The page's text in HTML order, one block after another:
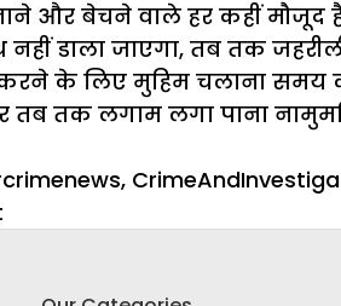
और बेचने वाले हर कहीं मौजूद
डाला जाएगा, तब तक
के लिए मुहिम चलाना समय
तक लगाम लगा पाना
,